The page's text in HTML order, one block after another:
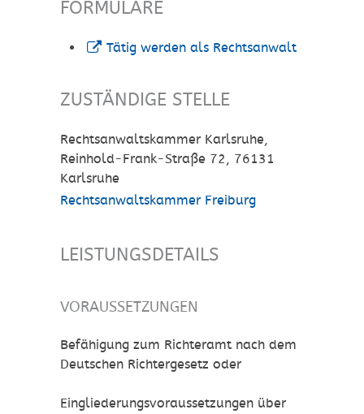
FORMULARE
Tätig werden als Rechtsanwalt
ZUSTÄNDIGE STELLE
Rechtsanwaltskammer Karlsruhe,
Reinhold-Frank-Straße 72, 76131
Karlsruhe
Rechtsanwaltskammer Freiburg
LEISTUNGSDETAILS
VORAUSSETZUNGEN
Befähigung zum Richteramt nach dem
Deutschen Richtergesetz oder
Eingliederungsvoraussetzungen über